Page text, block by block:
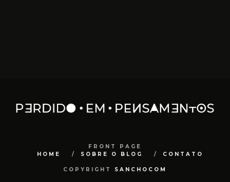
FRONT PAGE
HOME
SOBRE O BLOG CONTATO
COPYRIGHT SANCHOCOM